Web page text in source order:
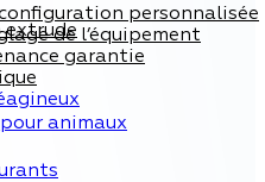
extrude
personnalisée
de l’équipement
garantie
animaux